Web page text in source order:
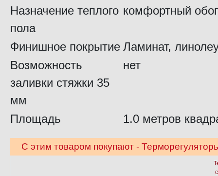
Назначение теплого
пола
комфортный
Финишное покрытие Ламинат,
Возможность
заливки стяжки 35
мм
нет
Площадь 1.0 метров
С этим товаром покупают -